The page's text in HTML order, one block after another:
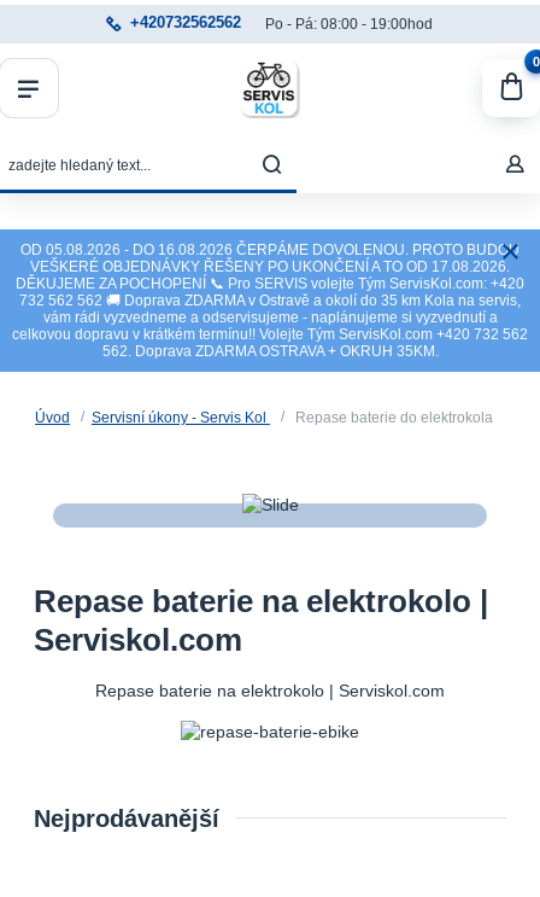
OD 05.08.2026 - DO 16.08.2026 ČERPÁME DOVOLENOU. PROTO BUDOU
VEŠKERÉ OBJEDNÁVKY ŘEŠENY PO UKONČENÍ A TO OD 17.08.2026.
DĚKUJEME ZA POCHOPENÍ 📞 Pro SERVIS volejte Tým ServisKol.com: +420
732 562 562 🚚 Doprava ZDARMA v Ostravě a okolí do 35 km Kola na servis,
vám rádi vyzvedneme a odservisujeme - naplánujeme si vyzvednutí a
celkovou dopravu v krátkém termínu!! Volejte Tým ServisKol.com +420 732 562
562. Doprava ZDARMA OSTRAVA + OKRUH 35KM.
+420732562562 Po - Pá: 08:00 - 19:00hod
0
Úvod Servisní úkony - Servis Kol Repase baterie do elektrokola
Repase baterie na elektrokolo |
Serviskol.com
Repase baterie na elektrokolo | Serviskol.com
Nejprodávanější